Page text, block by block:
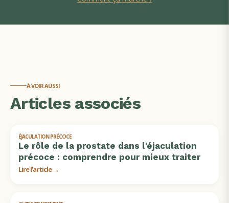
À VOIR AUSSI
Articles associés
ÉJACULATION PRÉCOCE
Le rôle de la prostate dans l'éjaculation
précoce : comprendre pour mieux traiter
Lire l’article →